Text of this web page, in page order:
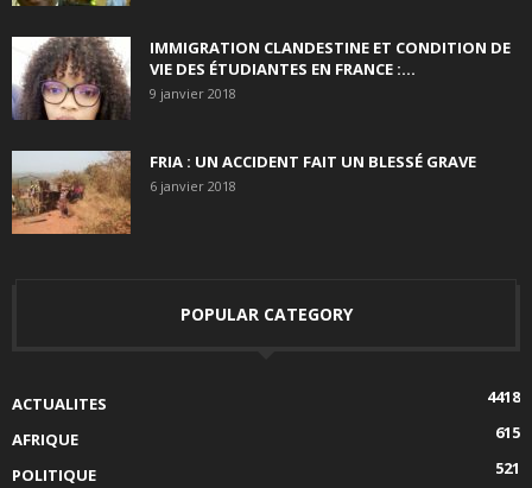
IMMIGRATION CLANDESTINE ET CONDITION DE
VIE DES ÉTUDIANTES EN FRANCE :...
9 janvier 2018
FRIA : UN ACCIDENT FAIT UN BLESSÉ GRAVE
6 janvier 2018
POPULAR CATEGORY
ACTUALITES
4418
AFRIQUE
615
POLITIQUE
521